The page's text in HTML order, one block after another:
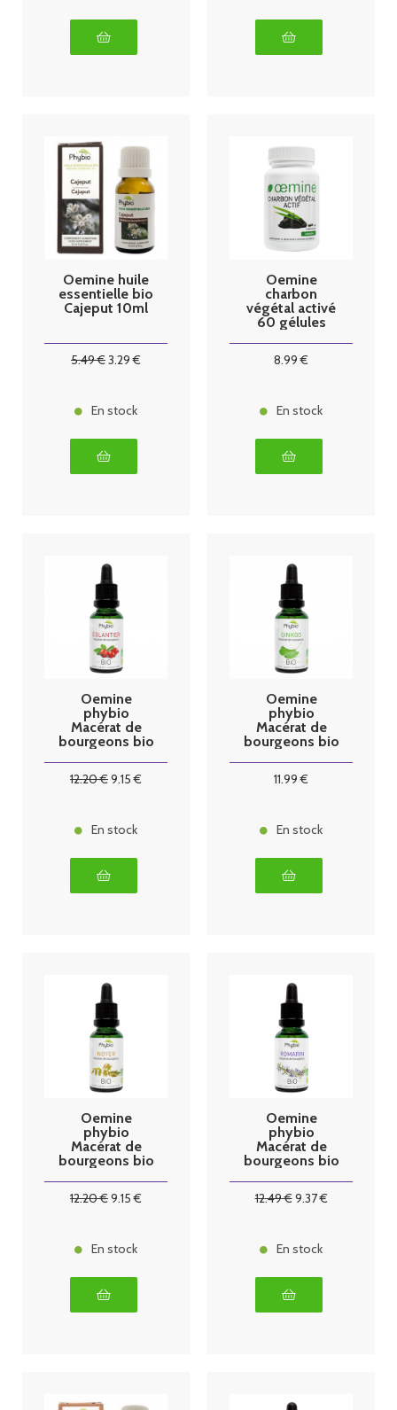
Oemine huile
essentielle bio
Cajeput 10ml
5.49€3.29 €
En stock
Oemine
charbon
végétal activé
60 gélules
8.99 €
En stock
Oemine
phybio
Macérat de
bourgeons bio
12.20€9.15 €
En stock
Oemine
phybio
Macérat de
bourgeons bio
11.99 €
En stock
Oemine
phybio
Macérat de
bourgeons bio
12.20€9.15 €
En stock
Oemine
phybio
Macérat de
bourgeons bio
12.49€9.37€
En stock